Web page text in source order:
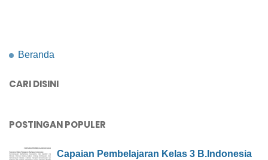
Beranda
CARI DISINI
POSTINGAN POPULER
Capaian Pembelajaran Kelas 3 B.Indonesia